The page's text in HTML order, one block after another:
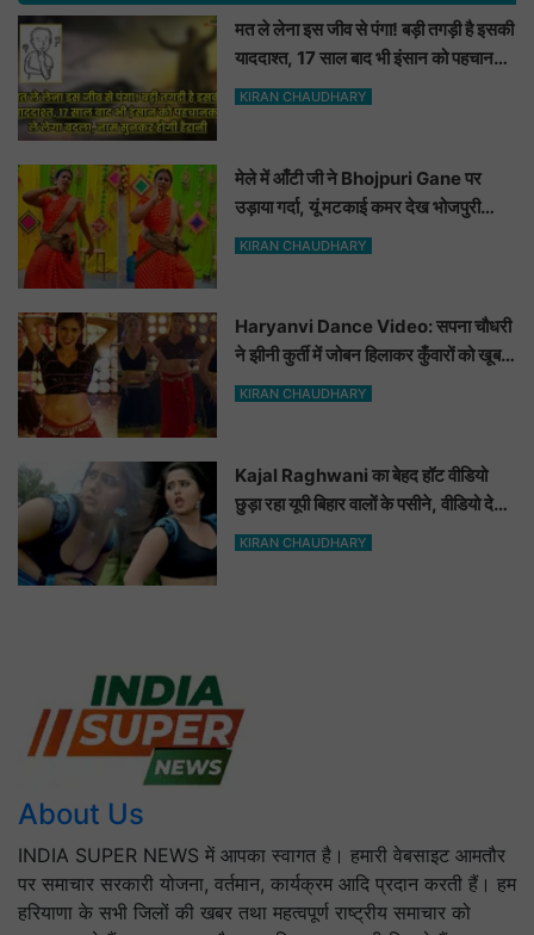
मत ले लेना इस जीव से पंगा! बड़ी तगड़ी है इसकी
याददाश्त, 17 साल बाद भी इंसान को पहचानकर
ले लेगा बदला, नाम सुनकर होगी हैरानी...
KIRAN CHAUDHARY
मेले में आँटी जी ने Bhojpuri Gane पर
उड़ाया गर्दा, यूं मटकाई कमर देख भोजपुरी
हसीनाएं भी शरमाई a
KIRAN CHAUDHARY
Haryanvi Dance Video: सपना चौधरी
ने झीनी कुर्ती में जोबन हिलाकर कुँवारों को खूब
ललचाया, यूट्यूब पर छाया Hot Dance
KIRAN CHAUDHARY
Kajal Raghwani का बेहद हॉट वीडियो
छुड़ा रहा यूपी बिहार वालों के पसीने, वीडियो देख
आप भी हो जाओगे बेकाबू
KIRAN CHAUDHARY
About Us
INDIA SUPER NEWS में आपका स्वागत है। हमारी वेबसाइट आमतौर
पर समाचार सरकारी योजना, वर्तमान, कार्यक्रम आदि प्रदान करती हैं। हम
हरियाणा के सभी जिलों की खबर तथा महत्वपूर्ण राष्ट्रीय समाचार को